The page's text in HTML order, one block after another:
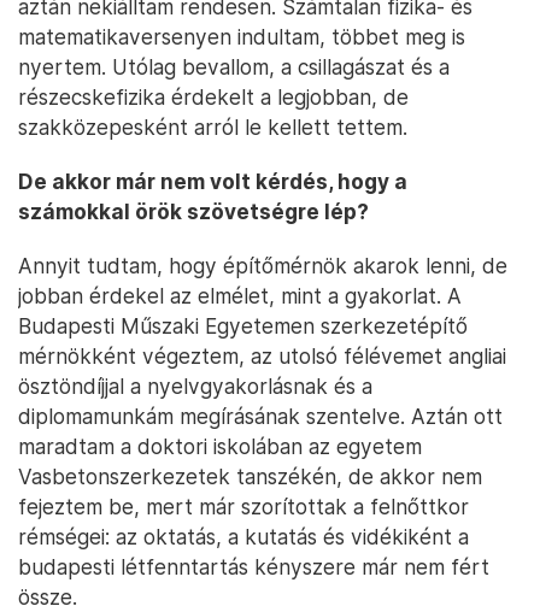
aztán nekiálltam rendesen. Számtalan fizika- és
matematikaversenyen indultam, többet meg is
nyertem. Utólag bevallom, a csillagászat és a
részecskefizika érdekelt a legjobban, de
szakközepesként arról le kellett tettem.
De akkor már nem volt kérdés, hogy a
számokkal örök szövetségre lép?
Annyit tudtam, hogy építőmérnök akarok lenni, de
jobban érdekel az elmélet, mint a gyakorlat. A
Budapesti Műszaki Egyetemen szerkezetépítő
mérnökként végeztem, az utolsó félévemet angliai
ösztöndíjjal a nyelvgyakorlásnak és a
diplomamunkám megírásának szentelve. Aztán ott
maradtam a doktori iskolában az egyetem
Vasbetonszerkezetek tanszékén, de akkor nem
fejeztem be, mert már szorítottak a felnőttkor
rémségei: az oktatás, a kutatás és vidékiként a
budapesti létfenntartás kényszere már nem fért
össze.